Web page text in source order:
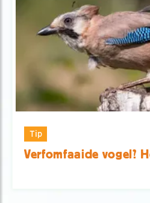
Tip
Verfomfaaide vogel?